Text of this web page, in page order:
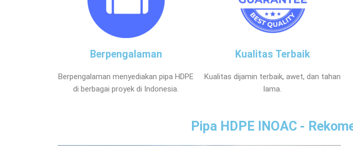
Berpengalaman
Berpengalaman menyediakan pipa HDPE
di berbagai proyek di Indonesia.
Kualitas Terbaik
Kualitas dijamin terbaik, awet, dan tahan
lama.
Pipa HDPE INOAC -